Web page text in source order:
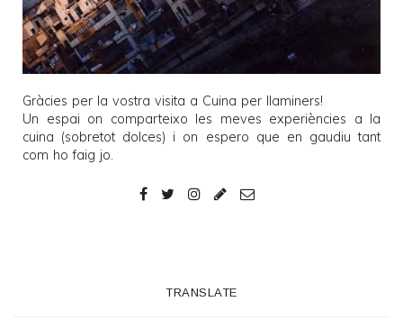
Gràcies per la vostra visita a Cuina per llaminers!
Un espai on comparteixo les meves experiències a la
cuina (sobretot dolces) i on espero que en gaudiu tant
com ho faig jo.
TRANSLATE